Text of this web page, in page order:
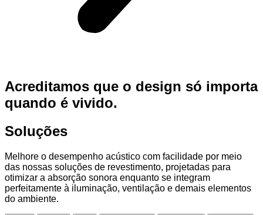
Acreditamos que o design só importa
quando é vivido.
Soluções
Melhore o desempenho acústico com facilidade por meio
das nossas soluções de revestimento, projetadas para
otimizar a absorção sonora enquanto se integram
perfeitamente à iluminação, ventilação e demais elementos
do ambiente.